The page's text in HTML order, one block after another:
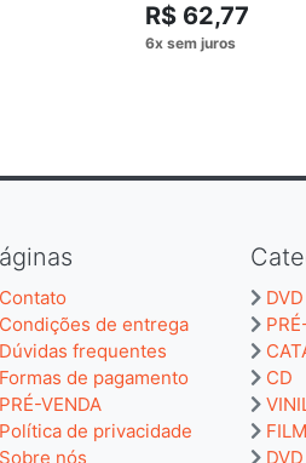
R$ 62,77
Contato
Condições de entrega
Dúvidas frequentes
Formas de pagamento
PRÉ-VENDA
Política de privacidade
Sobre nós
CD
DVD